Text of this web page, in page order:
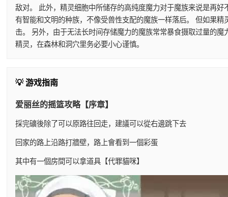
敌对。 此外，精灵细胞中所储存的高纯度魔力对于魔族来说是再
有智能和文明的种族，不像受兽性支配的魔族一样落后。 但如果
击。 另外，由于无法长时间存储魔力的魔族常常暴食摄取过量的
精灵，在森林和洞穴里务必要小心谨慎。
💡 游戏指南
爱丽丝的摇篮攻略【序章】
採完礦後除了可以原路往回走，建議可以從右邊跳下去
回家的路上沿路打牆壁，路上會看到一個彩蛋
其中有一個房間可以拿道具【代罪貓咪】